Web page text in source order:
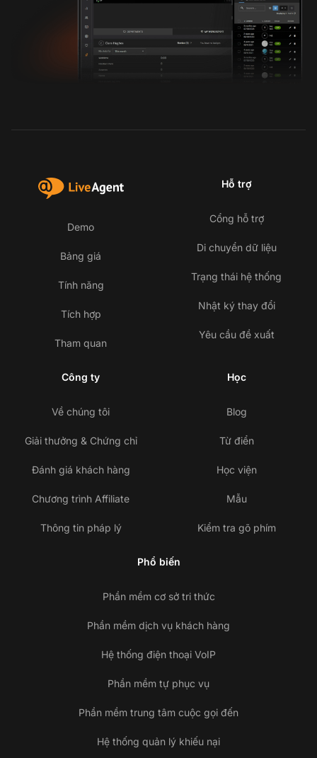
Demo
Bảng giá
Tính năng
Tích hợp
Tham quan
Hỗ trợ
Cổng hỗ trợ
Di chuyển dữ liệu
Trạng thái hệ thống
Nhật ký thay đổi
Yêu cầu đề xuất
Công ty
Về chúng tôi
Giải thưởng & Chứng chỉ
Đánh giá khách hàng
Chương trình Affiliate
Thông tin pháp lý
Học
Blog
Từ điển
Học viện
Mẫu
Kiểm tra gõ phím
Phổ biến
Phần mềm cơ sở tri thức
Phần mềm dịch vụ khách hàng
Hệ thống điện thoại VoIP
Phần mềm tự phục vụ
Phần mềm trung tâm cuộc gọi đến
Hệ thống quản lý khiếu nại